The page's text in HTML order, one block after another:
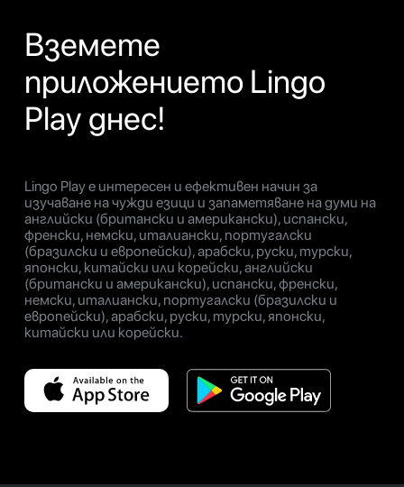
Вземете
приложението Lingo
Play днес!
Lingo Play е интересен и ефективен начин за
изучаване на чужди езици и запаметяване на думи на
английски (британски и американски), испански,
френски, немски, италиански, португалски
(бразилски и европейски), арабски, руски, турски,
японски, китайски или корейски, английски
(британски и американски), испански, френски,
немски, италиански, португалски (бразилски и
европейски), арабски, руски, турски, японски,
китайски или корейски.